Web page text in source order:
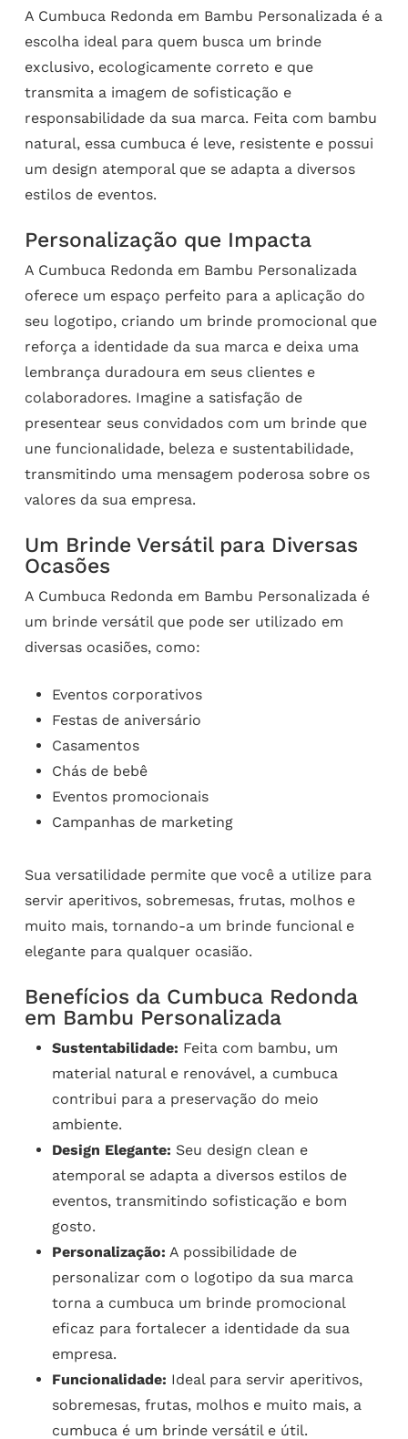
A Cumbuca Redonda em Bambu Personalizada é a
escolha ideal para quem busca um brinde
exclusivo, ecologicamente correto e que
transmita a imagem de sofisticação e
responsabilidade da sua marca. Feita com bambu
natural, essa cumbuca é leve, resistente e possui
um design atemporal que se adapta a diversos
estilos de eventos.
Personalização que Impacta
A Cumbuca Redonda em Bambu Personalizada
oferece um espaço perfeito para a aplicação do
seu logotipo, criando um brinde promocional que
reforça a identidade da sua marca e deixa uma
lembrança duradoura em seus clientes e
colaboradores. Imagine a satisfação de
presentear seus convidados com um brinde que
une funcionalidade, beleza e sustentabilidade,
transmitindo uma mensagem poderosa sobre os
valores da sua empresa.
Um Brinde Versátil para Diversas
Ocasões
A Cumbuca Redonda em Bambu Personalizada é
um brinde versátil que pode ser utilizado em
diversas ocasiões, como:
Eventos corporativos
Festas de aniversário
Casamentos
Chás de bebê
Eventos promocionais
Campanhas de marketing
Sua versatilidade permite que você a utilize para
servir aperitivos, sobremesas, frutas, molhos e
muito mais, tornando-a um brinde funcional e
elegante para qualquer ocasião.
Benefícios da Cumbuca Redonda
em Bambu Personalizada
Sustentabilidade: Feita com bambu, um
material natural e renovável, a cumbuca
contribui para a preservação do meio
ambiente.
Design Elegante: Seu design clean e
atemporal se adapta a diversos estilos de
eventos, transmitindo sofisticação e bom
gosto.
Personalização: A possibilidade de
personalizar com o logotipo da sua marca
torna a cumbuca um brinde promocional
eficaz para fortalecer a identidade da sua
empresa.
Funcionalidade: Ideal para servir aperitivos,
sobremesas, frutas, molhos e muito mais, a
cumbuca é um brinde versátil e útil.